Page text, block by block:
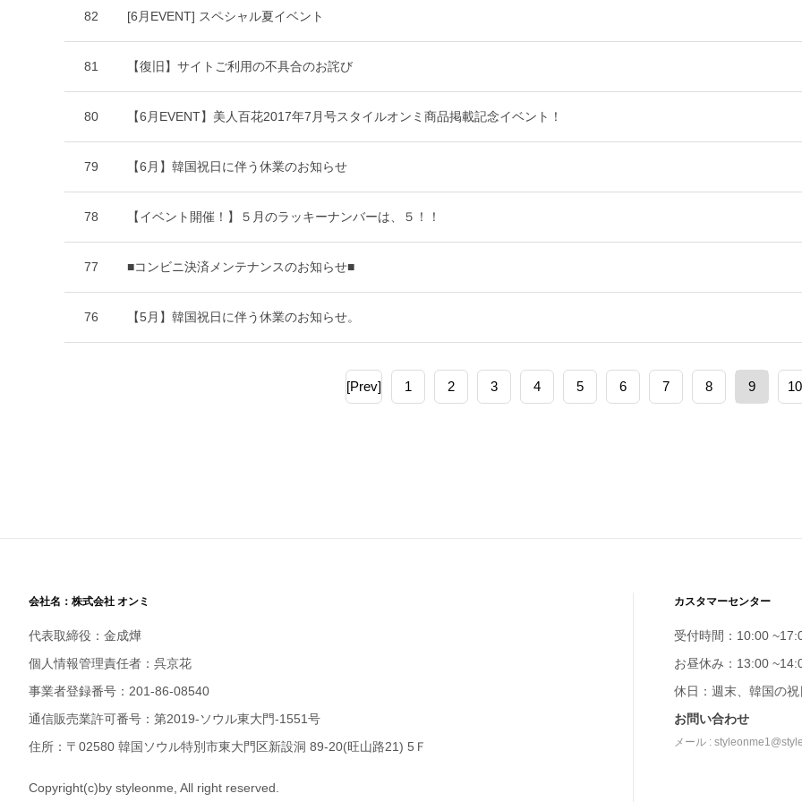
82 [6月EVENT] スペシャル夏イベント
81 【復旧】サイトご利用の不具合のお詫び
80 【6月EVENT】美人百花2017年7月号スタイルオンミ商品掲載記念イベント！
79 【6月】韓国祝日に伴う休業のお知らせ
78 【イベント開催！】５月のラッキーナンバーは、５！！
77 ■コンビニ決済メンテナンスのお知らせ■
76 【5月】韓国祝日に伴う休業のお知らせ。
[Prev] 1 2 3 4 5 6 7 8 9 10
会社名：株式会社 オンミ
代表取締役：金成燁
個人情報管理責任者：呉京花
事業者登録番号：201-86-08540
通信販売業許可番号：第2019-ソウル東大門-1551号
住所：〒02580 韓国ソウル特別市東大門区新設洞 89-20(旺山路21) 5Ｆ
Copyright(c)by styleonme, All right reserved.
カスタマーセンター
受付時間：10:00
お昼休み：13:00
休日：週末、韓国の祝
お問い合わせ
メール :